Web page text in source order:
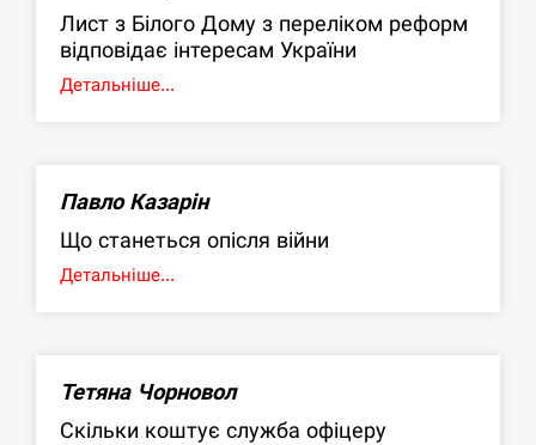
Лист з Білого Дому з переліком реформ
відповідає інтересам України
Детальніше...
Павло Казарін
Що станеться опісля війни
Детальніше...
Тетяна Чорновол
Скільки коштує служба офіцеру